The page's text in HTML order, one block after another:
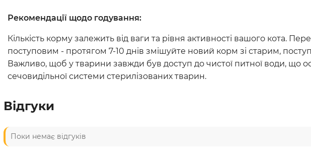
Рекомендації щодо годування:
Кількість корму залежить від ваги та рівня активності вашого кота.
поступовим - протягом 7-10 днів змішуйте новий корм зі старим,
Важливо, щоб у тварини завжди був доступ до чистої питної води, що
сечовидільної системи стерилізованих тварин.
Відгуки
Поки немає відгуків